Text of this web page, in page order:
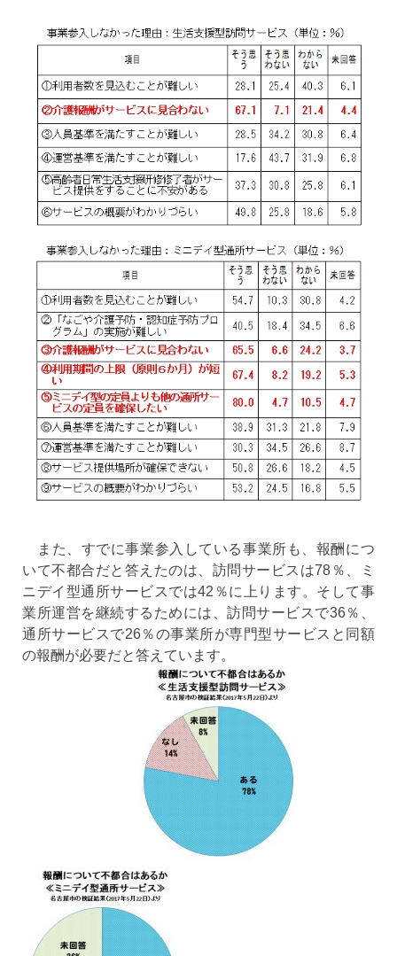
また、すでに事業参入している事業所も、報酬につ
いて不都合だと答えたのは、訪問サービスは78％、ミ
ニデイ型通所サービスでは42％に上ります。そして事
業所運営を継続するためには、訪問サービスで36％、
通所サービスで26％の事業所が専門型サービスと同額
の報酬が必要だと答えています。